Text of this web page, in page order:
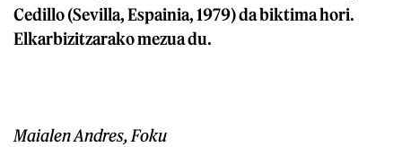
Cedillo (Sevilla, Espainia, 1979) da biktima hori.
Elkarbizitzarako mezua du.
Maialen Andres, Foku